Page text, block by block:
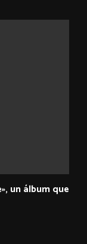
un álbum que